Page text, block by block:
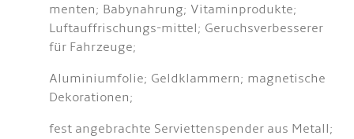
menten; Babynahrung; Vitaminprodukte;
Luftauffrischungs-mittel; Geruchsverbesserer
für Fahrzeuge;
Aluminiumfolie; Geldklammern; magnetische
Dekorationen;
fest angebrachte Serviettenspender aus Metall;